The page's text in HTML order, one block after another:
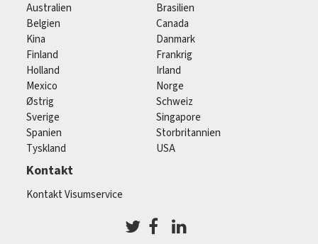
Australien
Brasilien
Belgien
Canada
Kina
Danmark
Finland
Frankrig
Holland
Irland
Mexico
Norge
Østrig
Schweiz
Sverige
Singapore
Spanien
Storbritannien
Tyskland
USA
Kontakt
Kontakt Visumservice